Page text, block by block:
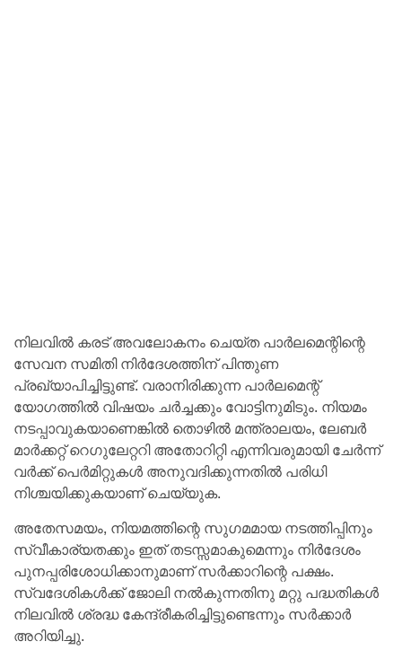
നിലവില്‍ കരട് അവലോകനം ചെയ്ത പാര്‍ലമെന്റിന്റെ
സേവന സമിതി നിര്‍ദേശത്തിന് പിന്തുണ
പ്രഖ്യാപിച്ചിട്ടുണ്ട്. വരാനിരിക്കുന്ന പാര്‍ലമെന്റ്
യോഗത്തില്‍ വിഷയം ചര്‍ച്ചക്കും വോട്ടിനുമിടും. നിയമം
നടപ്പാവുകയാണെങ്കില്‍ തൊഴില്‍ മന്ത്രാലയം, ലേബര്‍
മാര്‍ക്കറ്റ് റെഗുലേറ്ററി അതോറിറ്റി എന്നിവരുമായി ചേര്‍ന്ന്
വര്‍ക്ക് പെര്‍മിറ്റുകള്‍ അനുവദിക്കുന്നതില്‍ പരിധി
നിശ്ചയിക്കുകയാണ് ചെയ്യുക.
അതേസമയം, നിയമത്തിന്റെ സുഗമമായ നടത്തിപ്പിനും
സ്വീകാര്യതക്കും ഇത് തടസ്സമാകുമെന്നും നിര്‍ദേശം
പുനപ്പരിശോധിക്കാനുമാണ് സര്‍ക്കാറിന്റെ പക്ഷം.
സ്വദേശികള്‍ക്ക് ജോലി നല്‍കുന്നതിനു മറ്റു പദ്ധതികള്‍
നിലവില്‍ ശ്രദ്ധ കേന്ദ്രീകരിച്ചിട്ടുണ്ടെന്നും സര്‍ക്കാര്‍
അറിയിച്ചു.